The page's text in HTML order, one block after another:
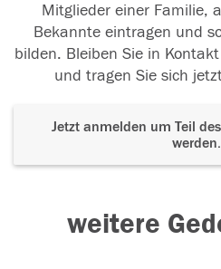
Mitglieder einer Familie,
Bekannte eintragen und
bilden. Bleiben Sie in
und tragen Sie sich
Jetzt anmelden um Teil
werden.
weitere